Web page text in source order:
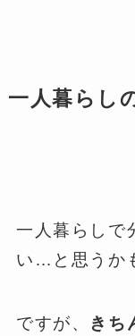
一人暮らし
一人暮らしで
い…と思うか
ですが、
きち